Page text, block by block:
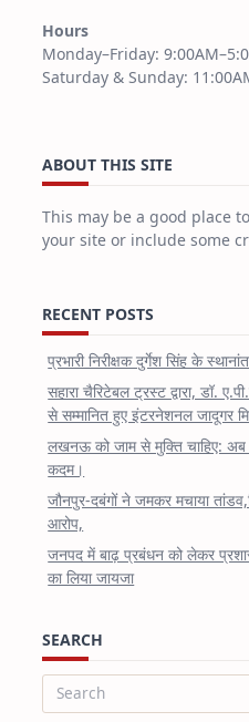
Hours
Monday–Friday:
Saturday & Sunday:
ABOUT THIS SITE
This may be a good place
your site or include some
RECENT POSTS
प्रभारी निरीक्षक दुर्गेश सिंह के
सहारा चैरिटेबल ट्रस्ट द्वारा, डॉ.
से सम्मानित हुए इंटरनेशनल जादूगर
लखनऊ को जाम से मुक्ति चाहिए: अब
कदम।
जौनपुर-दबंगों ने जमकर मचाया
आरोप,
जनपद में बाढ़ प्रबंधन को लेकर
का लिया जायजा
SEARCH
Search